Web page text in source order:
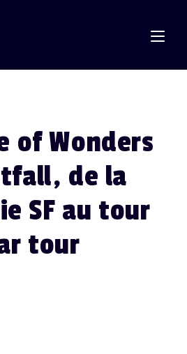
of Wonders
de la
SF au tour
tour